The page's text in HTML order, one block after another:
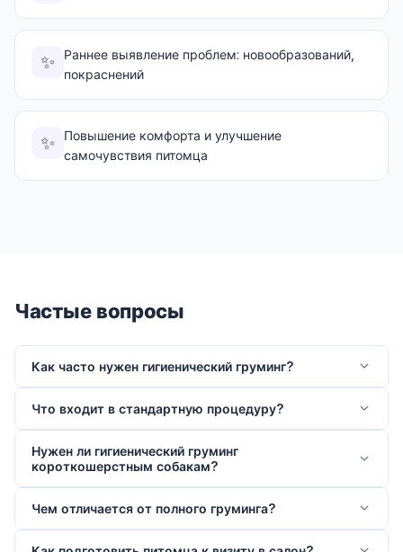
✨
Раннее выявление проблем: новообразований,
покраснений
✨
Повышение комфорта и улучшение
самочувствия питомца
Частые вопросы
Как часто нужен гигиенический груминг?
Что входит в стандартную процедуру?
Нужен ли гигиенический груминг
короткошерстным собакам?
Чем отличается от полного груминга?